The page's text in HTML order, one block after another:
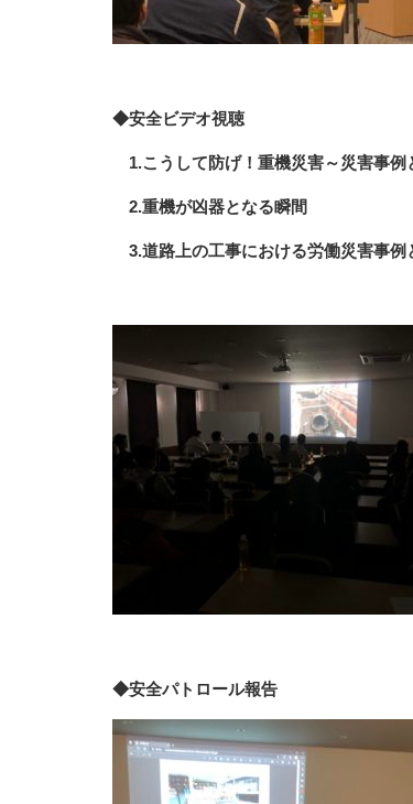
◆安全ビデオ視聴
1.こうして防げ！重機災害～災害事例
2.重機が凶器となる瞬間
3.道路上の工事における労働災害事例
◆安全パトロール報告